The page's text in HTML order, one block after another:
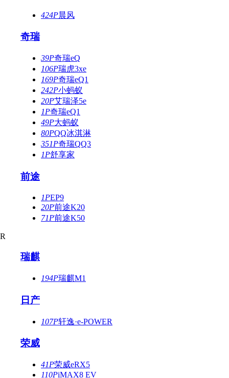
424P晨风
奇瑞
39P奇瑞eQ
106P瑞虎3xe
169P奇瑞eQ1
242P小蚂蚁
20P艾瑞泽5e
1P奇瑞eQ1
49P大蚂蚁
80PQQ冰淇淋
351P奇瑞QQ3
1P舒享家
前途
1PEP9
20P前途K20
71P前途K50
R
瑞麒
194P瑞麒M1
日产
107P轩逸·e-POWER
荣威
41P荣威eRX5
110PiMAX8 EV